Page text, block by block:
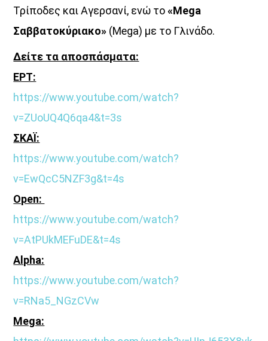
Τρίποδες και Αγερσανί, ενώ το«Mega
Σαββατοκύριακο» (Mega) με το Γλινάδο.
Δείτε τα αποσπάσματα:
ΕΡΤ:
https://www.youtube.com/watch?
v=ZUoUQ4Q6qa4&t=3s
ΣΚΑΪ:
https://www.youtube.com/watch?
v=EwQcC5NZF3g&t=4s
Open:
https://www.youtube.com/watch?
v=AtPUkMEFuDE&t=4s
Alpha:
https://www.youtube.com/watch?
v=RNa5_NGzCVw
Mega: